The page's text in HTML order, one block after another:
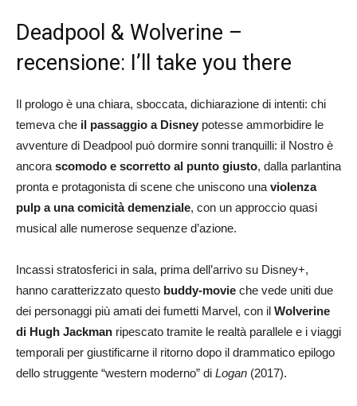
Deadpool & Wolverine –
recensione: I’ll take you there
Il prologo è una chiara, sboccata, dichiarazione di intenti: chi
temeva che il passaggio a Disney potesse ammorbidire le
avventure di Deadpool può dormire sonni tranquilli: il Nostro è
ancora scomodo e scorretto al punto giusto, dalla parlantina
pronta e protagonista di scene che uniscono una violenza
pulp a una comicità demenziale, con un approccio quasi
musical alle numerose sequenze d’azione.
Incassi stratosferici in sala, prima dell’arrivo su Disney+,
hanno caratterizzato questo buddy-movie che vede uniti due
dei personaggi più amati dei fumetti Marvel, con il Wolverine
di Hugh Jackman ripescato tramite le realtà parallele e i viaggi
temporali per giustificarne il ritorno dopo il drammatico epilogo
dello struggente “western moderno” di Logan (2017).